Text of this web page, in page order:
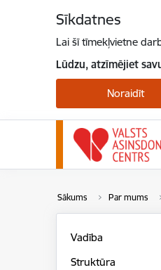
Sīkdatnes
Lai šī tīmekļvietne
Lūdzu, atzīmējiet
Noraidīt
Sākums Par mums
Vadība
Struktūra